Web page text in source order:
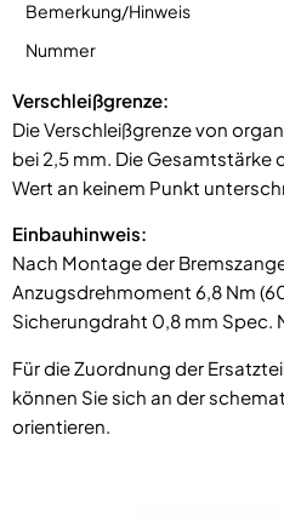
Verschleißgrenze:
Die Verschleißgrenze von
bei 2,5 mm. Die Gesamtstärke
Wert an keinem Punkt
Einbauhinweis:
Nach Montage der
Anzugsdrehmoment 6,8 Nm
Sicherungdraht 0,8 mm Spec.
Für die Zuordnung der
können Sie sich an der
orientieren.